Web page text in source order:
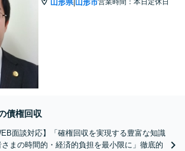
山形県| 山形市
債権回収
面談対応】「確権回収を実現する豊富な知識
まの時間的・経済的負担を最小限に」徹底的